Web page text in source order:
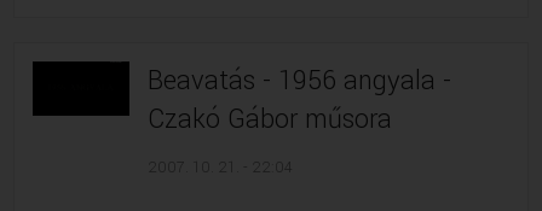
Beavatás - 1956 angyala -
Czakó Gábor műsora
2007. 10. 21. - 22:04